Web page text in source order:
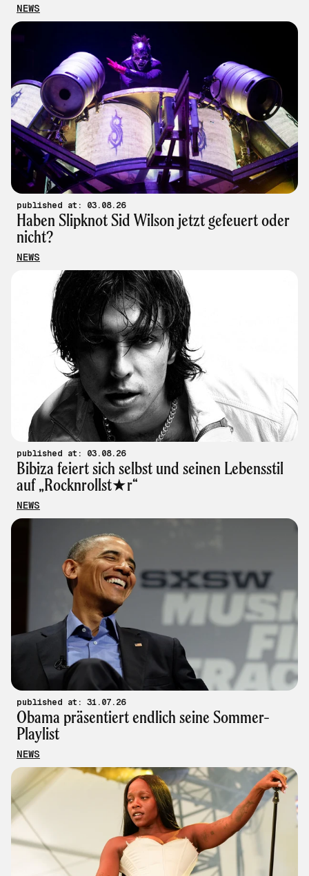
NEWS
published at: 03.08.26
Haben Slipknot Sid Wilson jetzt gefeuert oder
nicht?
NEWS
published at: 03.08.26
Bibiza feiert sich selbst und seinen Lebensstil
auf „Rocknrollst★r“
NEWS
published at: 31.07.26
Obama präsentiert endlich seine Sommer-
Playlist
NEWS